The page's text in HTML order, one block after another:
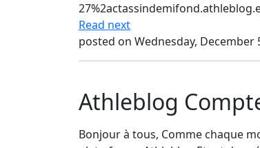
Read next
posted on Wednesday, December
Athleblog
Bonjour à tous, Comme chaque